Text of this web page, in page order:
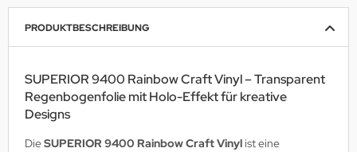
PRODUKTBESCHREIBUNG
SUPERIOR 9400 Rainbow Craft Vinyl – Transparent
Regenbogenfolie mit Holo-Effekt für kreative
Designs
DieSUPERIOR 9400 Rainbow Craft Vinyl ist eine